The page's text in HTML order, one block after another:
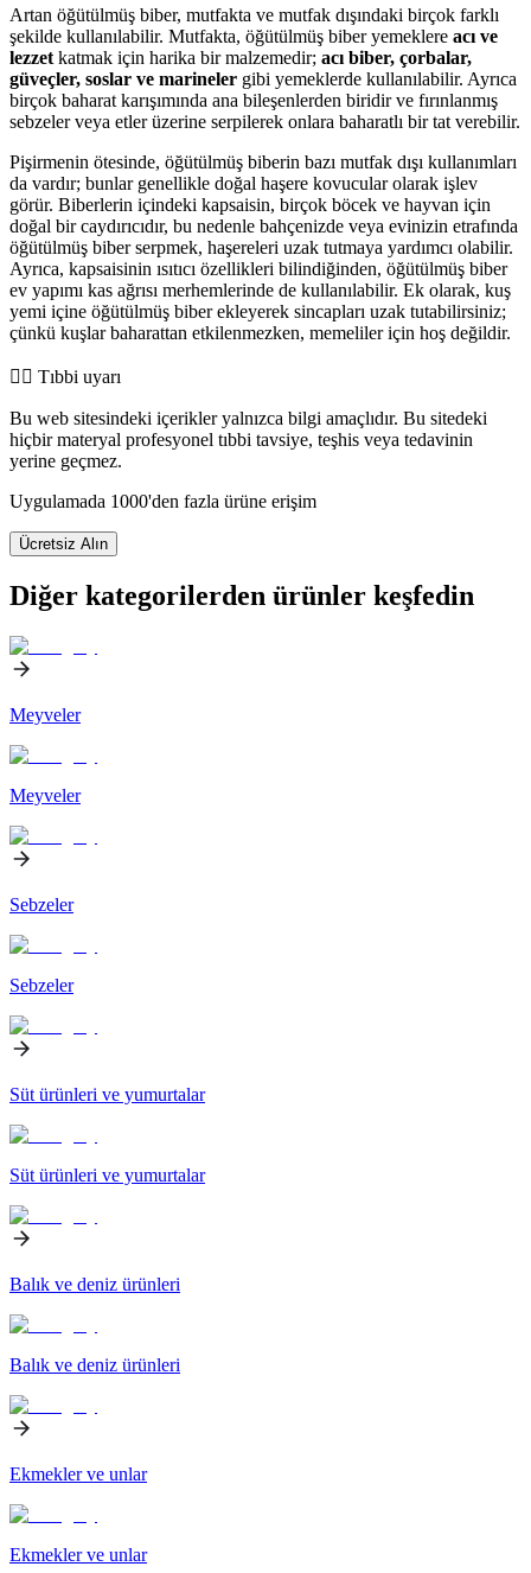
Artan öğütülmüş biber, mutfakta ve mutfak dışındaki birçok farklı
şekilde kullanılabilir. Mutfakta, öğütülmüş biber yemeklere acı ve
lezzet katmak için harika bir malzemedir; acı biber, çorbalar,
güveçler, soslar ve marineler gibi yemeklerde kullanılabilir. Ayrıca
birçok baharat karışımında ana bileşenlerden biridir ve fırınlanmış
sebzeler veya etler üzerine serpilerek onlara baharatlı bir tat verebilir.
Pişirmenin ötesinde, öğütülmüş biberin bazı mutfak dışı kullanımları
da vardır; bunlar genellikle doğal haşere kovucular olarak işlev
görür. Biberlerin içindeki kapsaisin, birçok böcek ve hayvan için
doğal bir caydırıcıdır, bu nedenle bahçenizde veya evinizin etrafında
öğütülmüş biber serpmek, haşereleri uzak tutmaya yardımcı olabilir.
Ayrıca, kapsaisinin ısıtıcı özellikleri bilindiğinden, öğütülmüş biber
ev yapımı kas ağrısı merhemlerinde de kullanılabilir. Ek olarak, kuş
yemi içine öğütülmüş biber ekleyerek sincapları uzak tutabilirsiniz;
çünkü kuşlar baharattan etkilenmezken, memeliler için hoş değildir.
👨‍⚕️️ Tıbbi uyarı
Bu web sitesindeki içerikler yalnızca bilgi amaçlıdır. Bu sitedeki
hiçbir materyal profesyonel tıbbi tavsiye, teşhis veya tedavinin
yerine geçmez.
Uygulamada 1000'den fazla ürüne erişim
Ücretsiz Alın
Diğer kategorilerden ürünler keşfedin
Meyveler
Meyveler
Sebzeler
Sebzeler
Süt ürünleri ve yumurtalar
Süt ürünleri ve yumurtalar
Balık ve deniz ürünleri
Balık ve deniz ürünleri
Ekmekler ve unlar
Ekmekler ve unlar